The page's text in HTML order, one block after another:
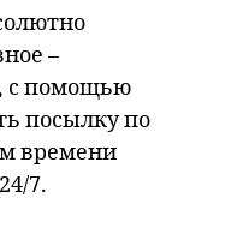
–
с помощью
посылку по
времени
7.